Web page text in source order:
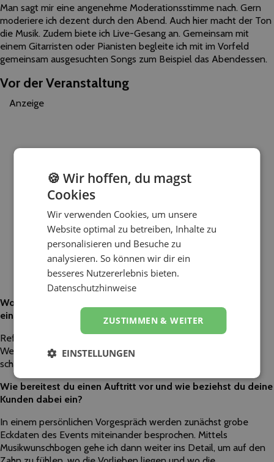
Man sagt mir eine angenehme Moderationsstimme nach. Gern
moderiere ich dezent durch den Abend. Auch hier macht der Ton
die Musik. Zudem biete ich Live-Gesang an. Gemeinsam mit
einem Gitarristen oder Pianisten begleite ich mit im Vorfeld
gemeinsam ausgesuchten Songs zum Beispiel das Abendessen.
Vor der Veranstaltung
Anzeige
Worauf sollten Kunden besonders achten, wenn sie nach
einem Dienstleister wie dir für ihre Veranstaltung suchen?
Referenzen und Bewertungen sind ein guter Anhaltspunkt.
Wenn ich nach einem DJ suchen würde, würde ich auch darauf
schauen wie authentisch und seriös er auf mich wirkt.
Wie bereitest du einen Auftritt vor und wie beziehst du deine
Kunden dabei ein?
In einem persönlichen Vorgespräch werden zunächst grobe
Eckdaten des Events miteinander besprochen. Mittels
Musikwunschbogen gehe ich dann weiter ins Detail, um auf den
🍪 Wir hoffen, du magst
Cookies
Wir verwenden Cookies, um unsere
Website optimal zu betreiben, Inhalte zu
personalisieren und Besuche zu
analysieren. So können wir dir ein
besseres Nutzererlebnis bieten.
Datenschutzhinweise
ZUSTIMMEN & WEITER
EINSTELLUNGEN